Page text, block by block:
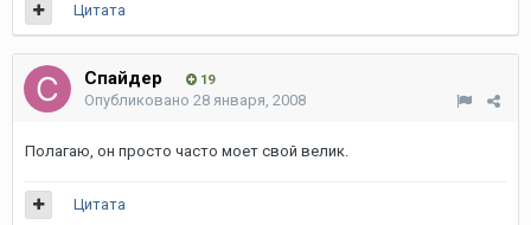
Цитата
Спайдер 19
Опубликовано 28 января, 2008
Полагаю, он просто часто моет свой велик.
Цитата